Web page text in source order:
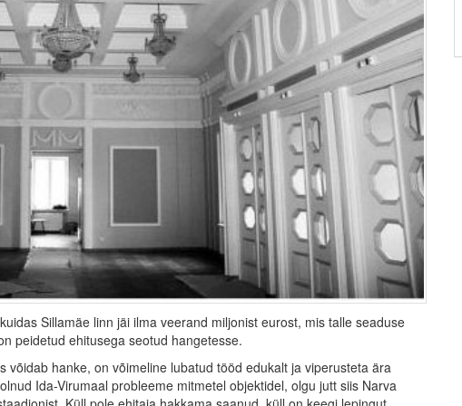
Sillamäe linn jäi ilma veerand miljonist eurost, mis talle seaduse
peidetud ehitusega seotud hangetesse.
hanke, on võimeline lubatud tööd edukalt ja viperusteta ära
Ida-Virumaal probleeme mitmetel objektidel, olgu jutt siis Narva